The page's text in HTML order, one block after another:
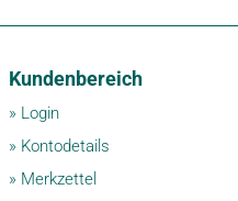
Kundenbereich
» Login
» Kontodetails
» Merkzettel